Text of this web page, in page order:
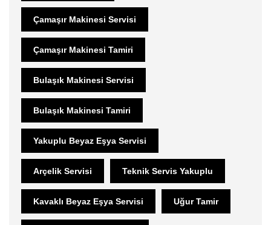
Çamaşır Makinesi Servisi
Çamaşır Makinesi Tamiri
Bulaşık Makinesi Servisi
Bulaşık Makinesi Tamiri
Yakuplu Beyaz Eşya Servisi
Arçelik Servisi Teknik Servis Yakuplu
Kavaklı Beyaz Eşya Servisi Uğur Tamir